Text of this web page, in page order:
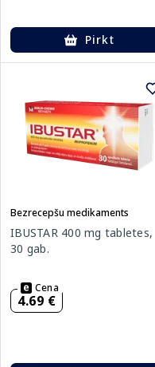
Pirkt
Bezrecepšu medikaments
IBUSTAR 400 mg tabletes,
30 gab.
Cena
4.69 €